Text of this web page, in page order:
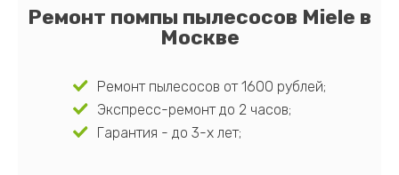
Ремонт помпы пылесосов Miele в
Москве
Ремонт пылесосов от 1600 рублей;
Экспресс-ремонт до 2 часов;
Гарантия - до 3-х лет;